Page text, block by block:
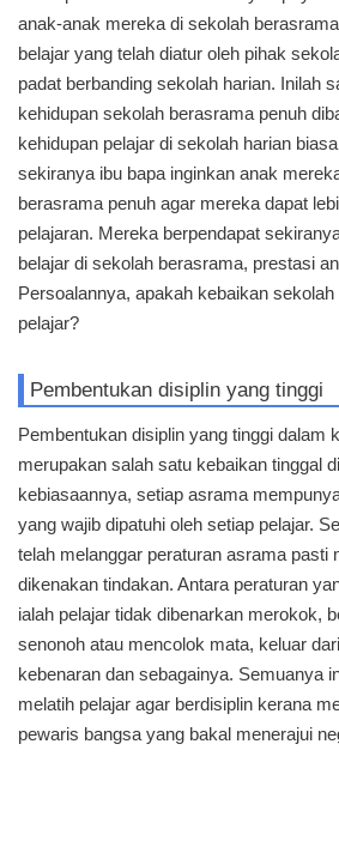
anak-anak mereka di sekolah
belajar yang telah diatur oleh pihak
padat berbanding sekolah harian. Inilah
kehidupan sekolah berasrama penuh
kehidupan pelajar di sekolah harian
sekiranya ibu bapa inginkan anak
berasrama penuh agar mereka dapat
pelajaran. Mereka berpendapat
belajar di sekolah berasrama, prestasi
Persoalannya, apakah kebaikan
pelajar?
Pembentukan disiplin yang tinggi
Pembentukan disiplin yang tinggi dalam
merupakan salah satu kebaikan tinggal
kebiasaannya, setiap asrama
yang wajib dipatuhi oleh setiap pelajar.
telah melanggar peraturan asrama pasti
dikenakan tindakan. Antara peraturan
ialah pelajar tidak dibenarkan merokok,
senonoh atau mencolok mata, keluar
kebenaran dan sebagainya. Semuanya
melatih pelajar agar berdisiplin kerana
pewaris bangsa yang bakal menerajui